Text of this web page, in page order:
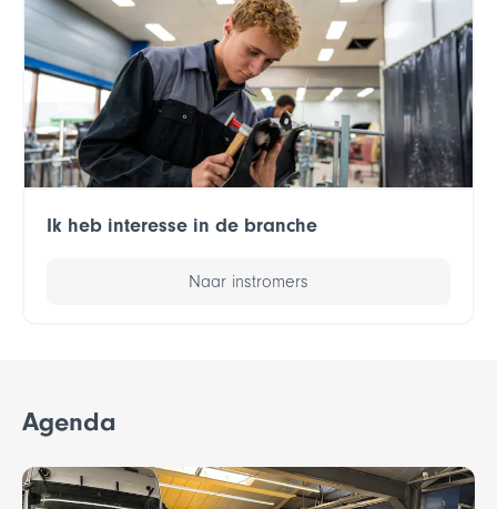
Ik heb interesse in de branche
Naar instromers
Agenda